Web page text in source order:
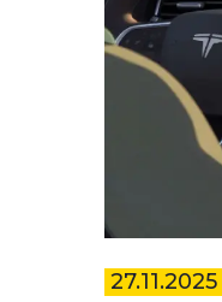
27.11.2025